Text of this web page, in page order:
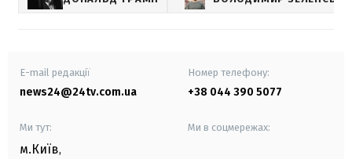
E-mail редакції
news24@24tv.com.ua
Номер телефону:
+38 044 390 5077
Ми тут:
м.Київ,
Ми в соцмережах: